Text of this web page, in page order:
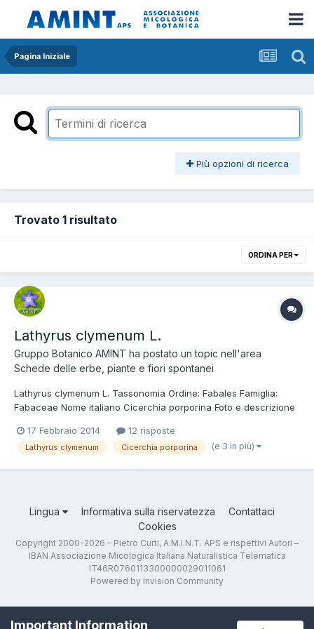
Pagina Iniziale
Più opzioni di ricerca
Trovato 1 risultato
ORDINA PER
Lathyrus clymenum L.
Gruppo Botanico AMINT ha postato un topic nell'area
Schede delle erbe, piante e fiori spontanei
Lathyrus clymenum L. Tassonomia Ordine: Fabales Famiglia:
Fabaceae Nome italiano Cicerchia porporina Foto e descrizione
lunghi fino a 100 cm, glabri e molto ramificati alla base con ali
larghe fino a 3 mm. Le foglie di colore verde so...
17 Febbraio 2014 12 risposte
Lathyrus clymenum Cicerchia porporina (e 3 in più)
Lingua Informativa sulla riservatezza
Contattaci
Cookies
Copyright 2000-2026 – Pietro Curti, A.M.I.N.T. APS e rispettivi Autori –
IBAN Associazione Micologica Italiana Naturalistica Telematica
IT46R0760113300000029011061
Powered by Invision Community
Important Information